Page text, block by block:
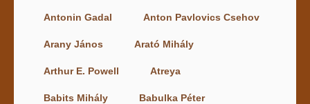
Antonin Gadal Anton Pavlovics Csehov
Arany János Arató Mihály
Arthur E. Powell Atreya
Babits Mihály Babulka Péter